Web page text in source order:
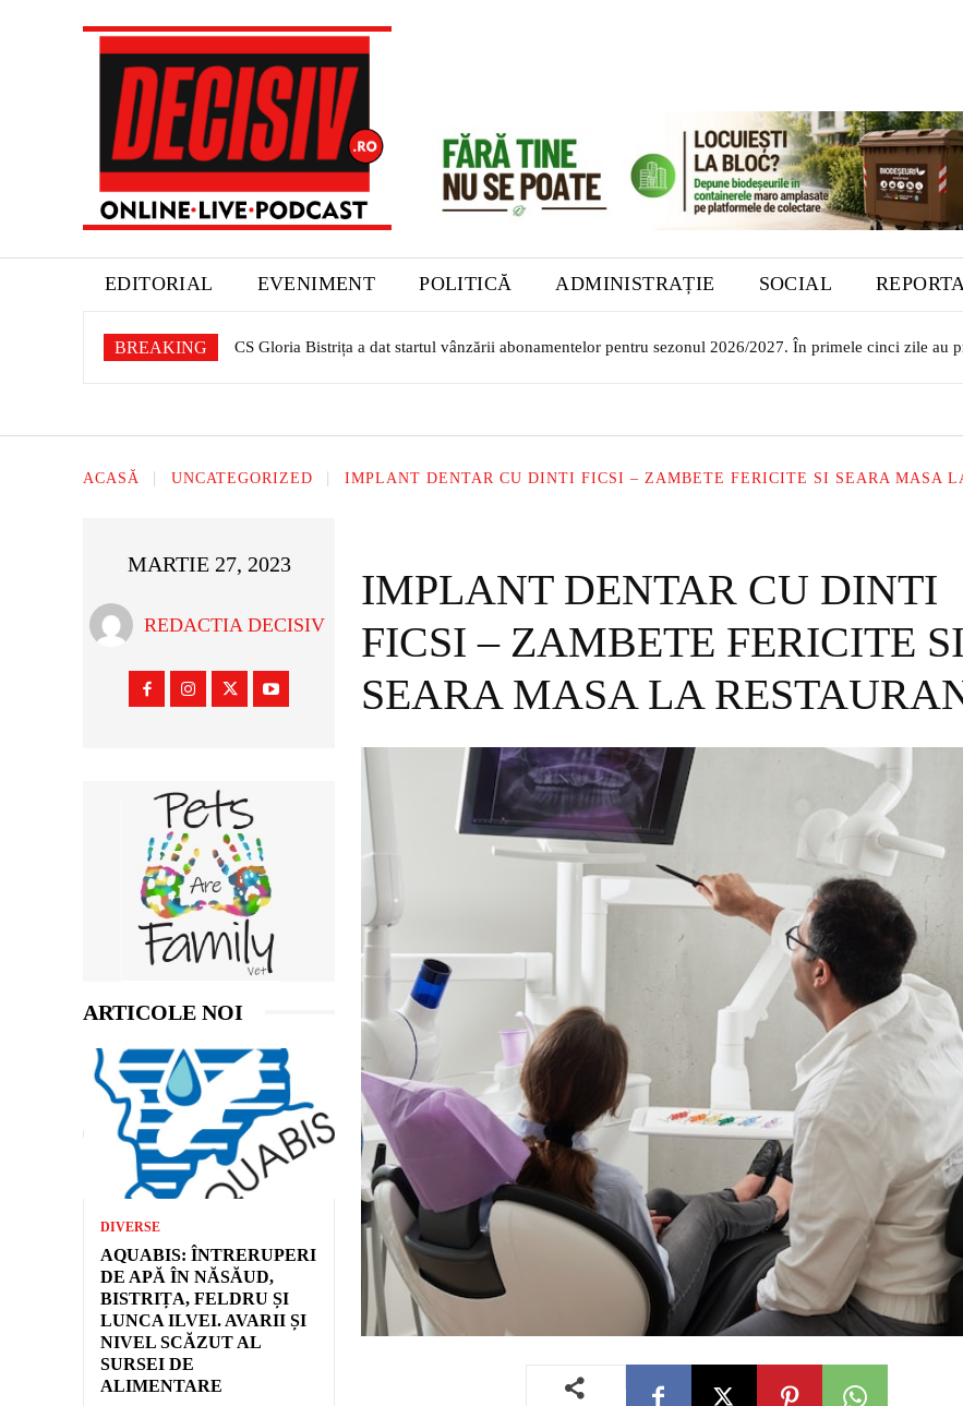
EDITORIAL EVENIMENT POLITICĂ ADMINISTRAȚIE SOCIAL
BREAKING CS Gloria Bistrița a dat startul vânzării abonamentelor pentru sezonul 2026/2027. În primele cinci zile au
Expoziție dedicată patrimoniului sașilor transilvăneni la Muzeul Bistrița. Vernisajul are loc în 7 august
ACASĂ UNCATEGORIZED IMPLANT DENTAR CU DINTI FICSI – ZAMBETE FERICITE SI SEARA MASA
MARTIE 27, 2023
REDACTIA DECISIV
ARTICOLE NOI
DIVERSE
AQUABIS: ÎNTRERUPERI
DE APĂ ÎN NĂSĂUD,
BISTRIȚA, FELDRU ȘI
LUNCA ILVEI. AVARII ȘI
NIVEL SCĂZUT AL
SURSEI DE
ALIMENTARE
IMPLANT DENTAR CU DINTI
FICSI – ZAMBETE FERICITE SI
SEARA MASA LA